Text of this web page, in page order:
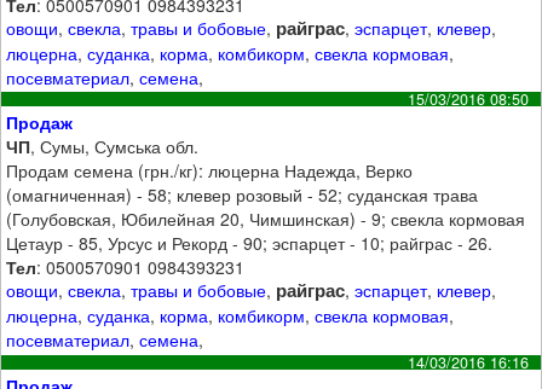
овощи,свекла,травы и бобовые, райграс,эспарцет, клевер,
люцерна,суданка, корма, комбикорм,свекла кормовая,
посевматериал,семена,
15/03/2016 08:50
Продаж
ЧП, Сумы, Сумська обл.
Продам семена (грн./кг): люцерна Надежда, Верко
(омагниченная) - 58; клевер розовый - 52; суданская трава
(Голубовская, Юбилейная 20, Чимшинская) - 9; свекла кормовая
Цетаур - 85, Урсус и Рекорд - 90; эспарцет - 10; райграс - 26.
Тел: 0500570901 0984393231
овощи,свекла,травы и бобовые, райграс,эспарцет, клевер,
люцерна,суданка, корма, комбикорм,свекла кормовая,
посевматериал,семена,
14/03/2016 16:16